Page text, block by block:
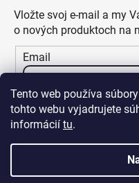
Tento web používa
tohto webu vyjadrujete
informácií tu.
Vložte svoj e-mail a my
o nových produktoch na
Email
Vložením e-mailu
osobných údajov
PRIHLÁSIŤ SA